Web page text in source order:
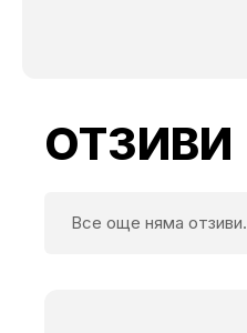
ОТЗИВИ
Все още няма отзиви.